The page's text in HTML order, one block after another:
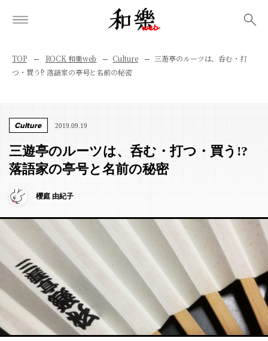
TOP ROCK 和樂web Culture
三遊亭のルーツは、呑む・打
つ・買う!? 落語家の亭号と名前の秘密
Culture 2019.09.19
三遊亭のルーツは、呑む・打つ・買う!?
落語家の亭号と名前の秘密
櫻庭 由紀子